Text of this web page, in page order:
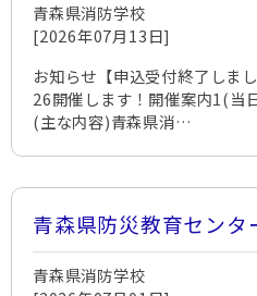
青森県消防学校
[2026年07月13日]
お知らせ【申込受付終了しま
26開催します！開催案内1(当
(主な内容)青森県消…
青森県防災教育センタ
青森県消防学校